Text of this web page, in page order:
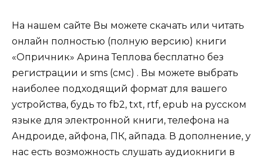
На нашем сайте Вы можете скачать или читать
онлайн полностью (полную версию) книги
«Опричник» Арина Теплова бесплатно без
регистрации и sms (смс) . Вы можете выбрать
наиболее подходящий формат для вашего
устройства, будь то fb2, txt, rtf, epub на русском
языке для электронной книги, телефона на
Андроиде, айфона, ПК, айпада. В дополнение, у
нас есть возможность слушать аудиокниги в